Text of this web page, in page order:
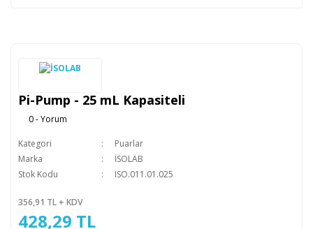
Pi-Pump - 25 mL Kapasiteli
0 - Yorum
Kategori
Puarlar
Marka
İSOLAB
Stok Kodu
ISO.011.01.025
356,91 TL + KDV
428,29 TL